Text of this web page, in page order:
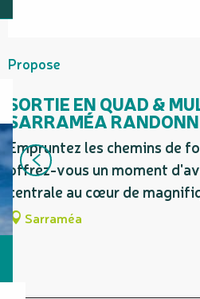
Propose
SORTIE EN QUAD &
SARRAMÉA
Empruntez les chemins de
offrez-vous un moment
centrale au cœur de
Sarraméa